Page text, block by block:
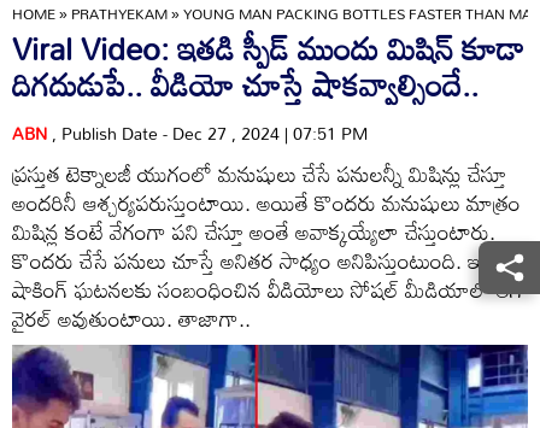
HOME»PRATHYEKAM»YOUNG MAN PACKING BOTTLES FASTER THAN
Viral Video: ఇతడి స్పీడ్ ముందు మిషిన్ కూడా
దిగదుడుపే.. వీడియో చూస్తే షాకవ్వాల్సిందే..
ABN, Publish Date - Dec 27 , 2024 | 07:51 PM
ప్రస్తుత టెక్నాలజీ యుగంలో మనుషులు చేసే పనులన్నీ మిషిన్లు చేస్తూ
అందరినీ ఆశ్చర్యపరుస్తుంటాయి. అయితే కొందరు మనుషులు మాత్రం
మిషిన్ల కంటే వేగంగా పని చేస్తూ అంతే అవాక్కయ్యేలా చేస్తుంటారు.
కొందరు చేసే పనులు చూస్తే అనితర సాధ్యం అనిపిస్తుంటుంది. ఇలాంటి
షాకింగ్ ఘటనలకు సంబంధించిన వీడియోలు సోషల్ మీడియాలో తెగ
వైరల్ అవుతుంటాయి. తాజాగా..